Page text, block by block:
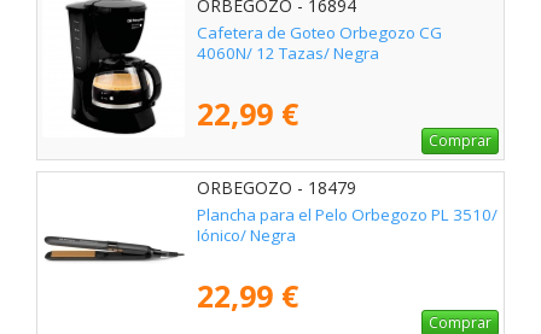
ORBEGOZO - 16894
Cafetera de Goteo Orbegozo CG
4060N/ 12 Tazas/ Negra
22,99 €
Comprar
ORBEGOZO - 18479
Plancha para el Pelo Orbegozo PL 3510/
Iónico/ Negra
22,99 €
Comprar